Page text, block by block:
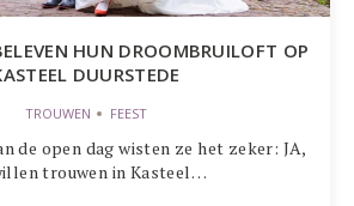
HUN DROOMBRUILOFT OP
DUURSTEDE
TROUWEN FEEST
de open dag wisten ze het zeker: JA,
trouwen in Kasteel…